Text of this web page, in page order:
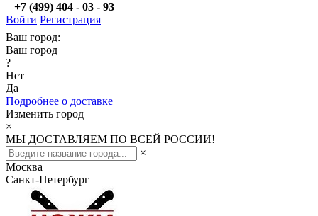
+7 (499) 404 - 03 - 93
Войти Регистрация
Ваш город:
Ваш город
?
Нет
Да
Подробнее о доставке
Изменить город
×
МЫ ДОСТАВЛЯЕМ ПО ВСЕЙ РОССИИ!
×
Москва
Санкт-Петербург